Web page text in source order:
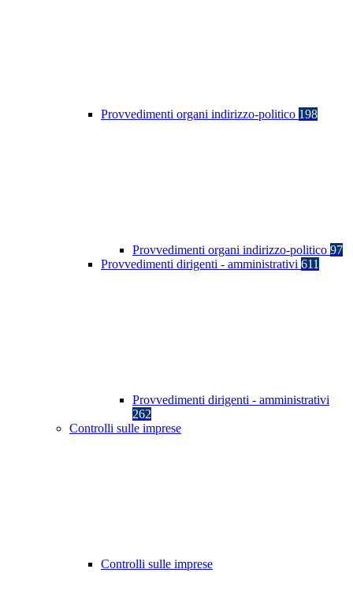
Provvedimenti organi indirizzo-politico 198
Provvedimenti organi indirizzo-politico 97
Provvedimenti dirigenti - amministrativi 611
Provvedimenti dirigenti - amministrativi
262
Controlli sulle imprese
Controlli sulle imprese